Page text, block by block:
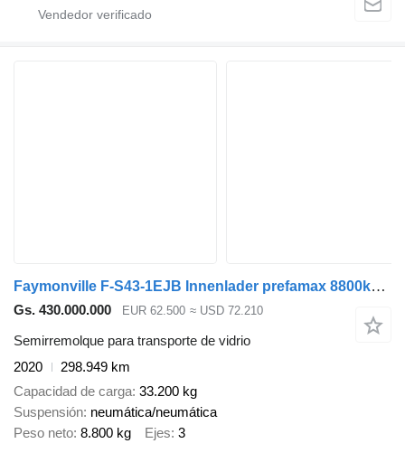
Faymonville F-S43-1EJB Innenlader prefamax 8800kg! 298949km
Gs. 430.000.000 EUR 62.500 ≈ USD 72.210
Semirremolque para transporte de vidrio
2020
298.949 km
Capacidad de carga 33.200 kg
Suspensión neumática/neumática
Peso neto 8.800 kg Ejes 3